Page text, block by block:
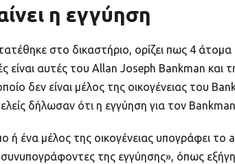
η εγγύηση
στο δικαστήριο, ορίζει πως 4
είναι αυτές του Allan Joseph Bankman και
δεν είναι μέλος της οικογένειας του
δήλωσαν ότι η εγγύηση για τον
ένα μέλος της οικογένειας υπογράφει το
της εγγύησης», όπως